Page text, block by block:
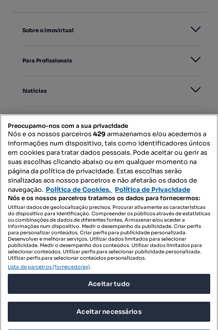
Sobre o Imovirtual
Para Profissionais
Notícias
Mapa do Site
Contacte-nos
SIGA-NOS:
DESCARREGAR NA:
© 2026 Imovirtual.com, OLX Portugal, S.A.
Preocupamo-nos com a sua privacidade
Nós e os nossos parceiros429armazenamos e/ou acedemos a
informações num dispositivo, tais como identificadores únicos
em cookies para tratar dados pessoais. Pode aceitar ou gerir as
suas escolhas clicando abaixo ou em qualquer momento na
página da política de privacidade. Estas escolhas serão
sinalizadas aos nossos parceiros e não afetarão os dados de
navegação. Política de Cookies, Política de Privacidade
Nós e os nossos parceiros tratamos os dados para fornecermos:
Utilizar dados de geolocalização precisos. Procurar ativamente as características
do dispositivo para identificação. Compreender os públicos através de estatísticas
ou combinações de dados de diferentes fontes. Armazenar e/ou aceder a
informações num dispositivo. Medir o desempenho da publicidade. Criar perfis
para personalizar conteúdos. Criar perfis para publicidade personalizada.
Desenvolver e melhorar serviços. Utilizar dados limitados para selecionar
publicidade. Medir o desempenho dos conteúdos. Utilizar dados limitados para
selecionar conteúdos. Utilizar perfis para selecionar publicidade personalizada.
Utilizar perfis para selecionar conteúdos personalizados.
Lista de parceiros (fornecedores)
Aceitar tudo
Aceitar necessários